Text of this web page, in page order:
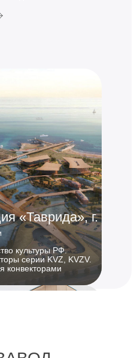
«Таврида», г.
культуры РФ.
серии KVZ, KVZV.
конвекторами